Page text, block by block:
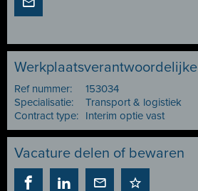
Werkplaatsverantwoordelijke
Ref nummer:
153034
Specialisatie:
Transport & logistiek
Contract type:
Interim optie vast
Vacature delen of bewaren